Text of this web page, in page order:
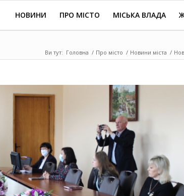
НОВИНИ ПРО МІСТО МІСЬКА ВЛАДА
Ви тут: Головна / Про місто / Новини міста /